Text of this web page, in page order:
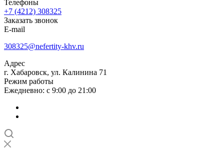
Телефоны
+7 (4212) 308325
Заказать звонок
E-mail
308325@nefertity-khv.ru
Адрес
г. Хабаровск, ул. Калинина 71
Режим работы
Ежедневно: с 9:00 до 21:00